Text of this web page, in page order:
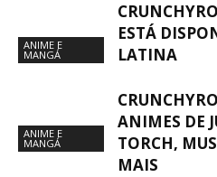
ANIME E
MANGÁ
ESTÁ
LATINA
ANIME E
MANGÁ
ANIMES DE
TORCH,
MAIS